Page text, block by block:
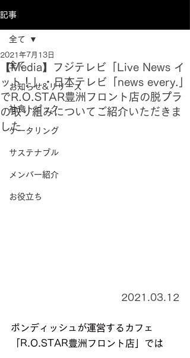
記事
全て
お知らせ&リリース
社食トピック
ケータリング
サステナブル
メンバー紹介
お役立ち
全て
【Media】フジテレビ「Live News イ
ット！」・日本テレビ「news every.」
でR.O.STAR豊洲フロント店の脱プラ
の取り組みについてご紹介いただきま
した
2021年7月13日
2021.03.12
ボンディッシュが運営するカフェ
「R.O.STAR豊洲フロント店」では